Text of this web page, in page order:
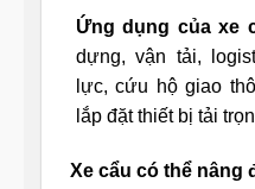
Ứng dụng của xe
dựng, vận tải,
lực, cứu hộ giao
lắp đặt thiết bị tải
Xe cẩu có thể nâng